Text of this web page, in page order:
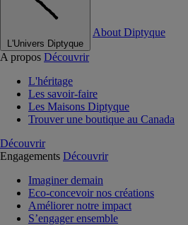
L'Univers Diptyque
About Diptyque
A propos Découvrir
L'héritage
Les savoir-faire
Les Maisons Diptyque
Trouver une boutique au Canada
Découvrir
Engagements Découvrir
Imaginer demain
Eco-concevoir nos créations
Améliorer notre impact
S’engager ensemble